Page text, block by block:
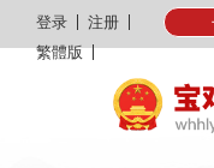
登录
注册
繁體版